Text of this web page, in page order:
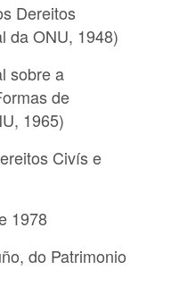
Dereitos
da ONU, 1948)
sobre a
de
1965)
Civís e
1978
do Patrimonio